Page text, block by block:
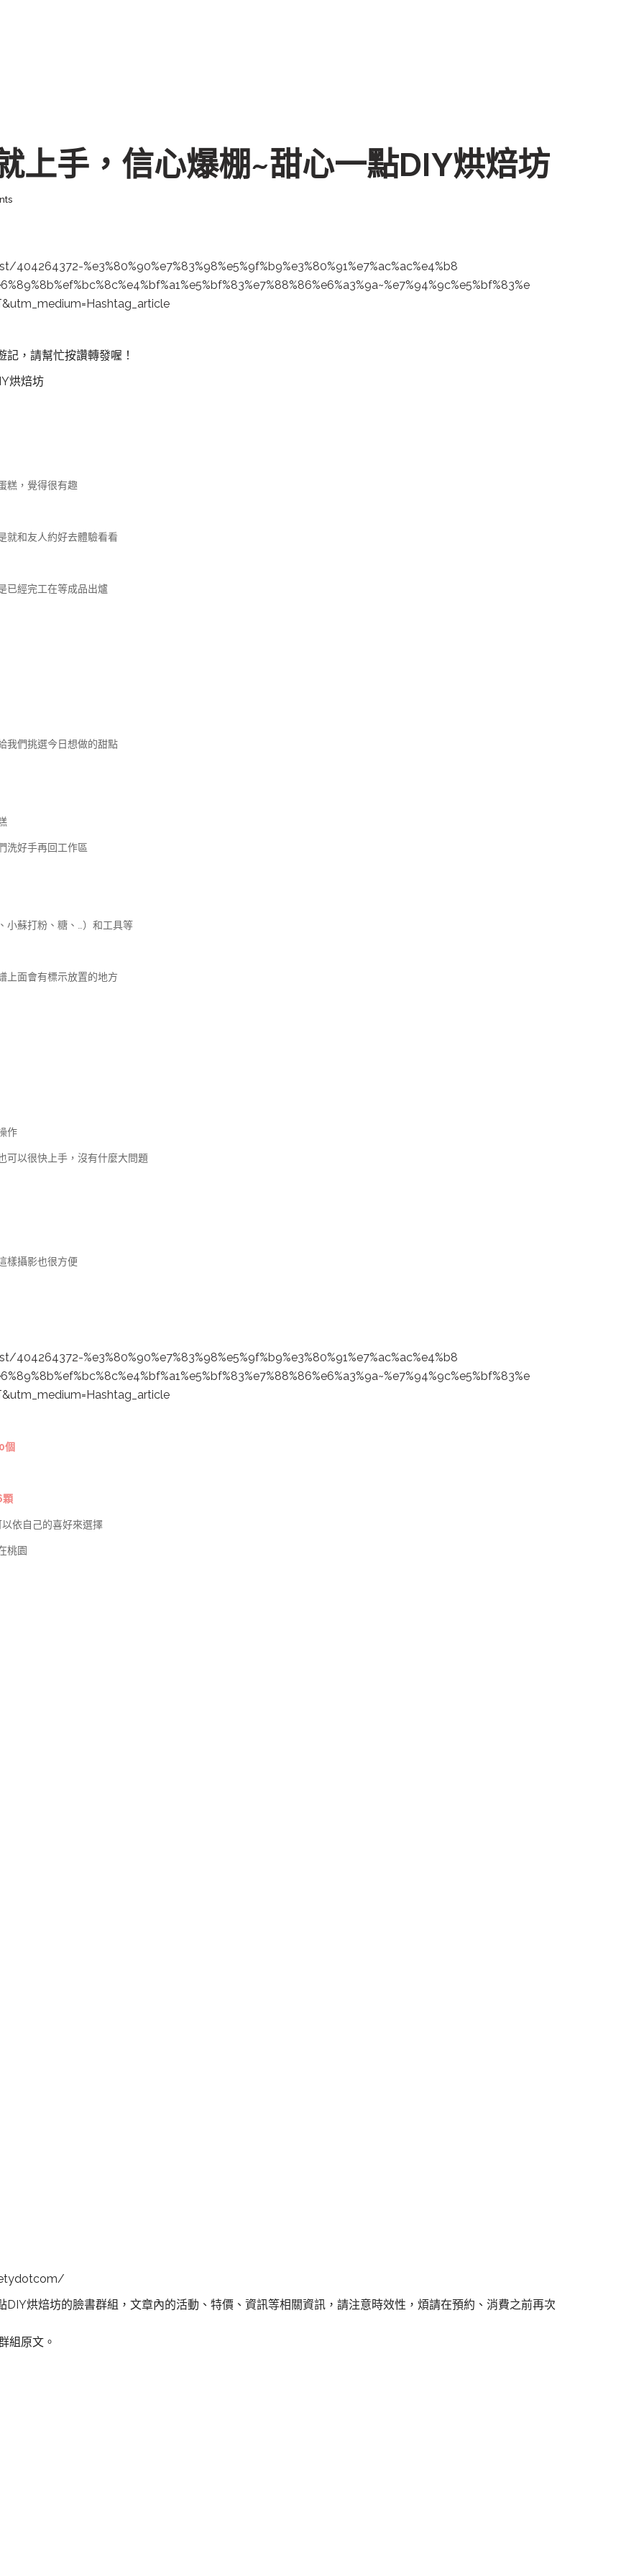
上手，信心爆棚~甜心一點DIY烘焙坊
404264372-%e3%80%90%e7%83%98%e5%9f%b9%e3%80%91%e7%ac%ac%e4%b8
%8c%e4%bf%a1%e5%bf%83%e7%88%86%e6%a3%9a~%e7%94%9c%e5%bf%83%e
=Hashtag_article
，請幫忙按讚轉發喔！
烘焙坊
糕，覺得很有趣
就和友人約好去體驗看看
已經完工在等成品出爐
我們挑選今日想做的甜點
洗好手再回工作區
小蘇打粉、糖、…）和工具等
上面會有標示放置的地方
作
可以很快上手，沒有什麼大問題
樣攝影也很方便
404264372-%e3%80%90%e7%83%98%e5%9f%b9%e3%80%91%e7%ac%ac%e4%b8
%8c%e4%bf%a1%e5%bf%83%e7%88%86%e6%a3%9a~%e7%94%9c%e5%bf%83%e
=Hashtag_article
個
顆
依自己的喜好來選擇
桃園
DIY烘焙坊的臉書群組，文章內的活動、特價、資訊等相關資訊，請注意時效性，煩請在預約、消費之前再次
組原文。